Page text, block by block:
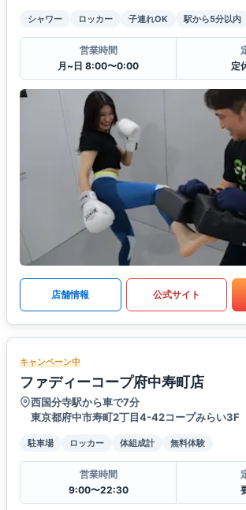
シャワー ロッカー 子連れOK 駅から5分以内
営業時間
月~日 8:00〜0:00
定
店舗情報 公式サイト
キャンペーン中
ファディーコープ府中寿町店
西国分寺駅から車で7分
東京都府中市寿町2丁目4-42コープみらい3F
駐車場 ロッカー 体組成計 無料体験
営業時間
9:00〜22:30